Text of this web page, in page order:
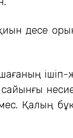
десе
ішіп-
сайынғы
Қалың